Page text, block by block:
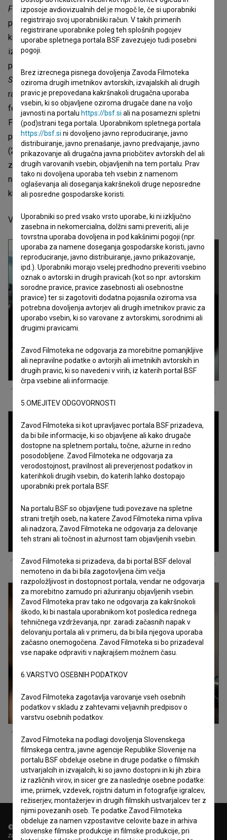
Hannah Koselj Marušična snemanju filma Moj prvi splav (s.d.) .
Friche la Belle de Mai, filmRazcepljene konice(2024) je
prejel posebno omembo mednarodne žirije na Festivalu
kratkega filma Ljubljana - FeKK ter nagrado UL ALUO za
izjemne dosežke, film
pa je prejel selektorsko nagrado
Star Film Festv Sisku, bil pa je tudi del mednarodne
razstaveMediterranea 20 - Young Artists Biennale. Na
festivalu Vizije 2026 je režiserka prejela nagrado
Filmfrešvizionar na področju filma za inovativni avtorski
pristop, njena pesniška zbirkaVse je eno vse je vseeno
(2024, Literarno društvo IA / zbirka Črna skrinjica), ki
združuje poezijo in avdiovizualna dela, pa je bila leta 2024
nominirana za najboljši literarni prvenec 40. slovenskega
knjižnega sejma.
Vir: Slovenski filmski center
© 2018-2026, Filmoteka,
zavod za širjenje filmske kulture
izposoje avdiovizualnih del je mogoč le, če si uporabniki
registrirajo svoj uporabniški račun. V takih primerih
registrirane uporabnike poleg teh splošnih pogojev
uporabe spletnega portala BSF zavezujejo tudi posebni
pogoji.
Brez izrecnega pisnega dovoljenja Zavoda Filmoteka
oziroma drugih imetnikov avtorskih, izvajalskih ali drugih
pravic je prepovedana kakršnakoli drugačna uporaba
vsebin, ki so objavljene oziroma drugače dane na voljo
javnosti na portalu https://bsf.si ali na posamezni spletni
(pod)strani tega portala. Uporabnikom spletnega portala
https://bsf.si ni dovoljeno javno reproduciranje, javno
distribuiranje, javno prenašanje, javno predvajanje, javno
prikazovanje ali drugačna javna priobčitev avtorskih del ali
drugih varovanih vsebin, objavljenih na tem portalu. Prav
tako ni dovoljena uporaba teh vsebin z namenom
oglaševanja ali doseganja kakršnekoli druge neposredne
ali posredne gospodarske koristi.
Uporabniki so pred vsako vrsto uporabe, ki ni izključno
zasebna in nekomercialna, dolžni sami preveriti, ali je
tovrstna uporaba dovoljena in pod kakšnimi pogoji (npr.
uporaba za namene doseganja gospodarske koristi, javno
reproduciranje, javno distribuiranje, javno prikazovanje,
ipd.). Uporabniki morajo vselej predhodno preveriti vsebino
oznak o avtorski in drugih pravicah (kot so npr. avtorskim
sorodne pravice, pravice zasebnosti ali osebnostne
pravice) ter si zagotoviti dodatna pojasnila oziroma vsa
potrebna dovoljenja avtorjev ali drugih imetnikov pravic za
uporabo vsebin, ki so varovane z avtorskimi, sorodnimi ali
drugimi pravicami.
Zavod Filmoteka ne odgovarja za morebitne pomanjkljive
ali nepravilne podatke o avtorjih ali imetnikih avtorskih in
drugih pravic, ki so navedeni v virih, iz katerih portal BSF
črpa vsebine ali informacije.
5.OMEJITEV ODGOVORNOSTI
Zavod Filmoteka si kot upravljavec portala BSF prizadeva,
da bi bile informacije, ki so objavljene ali kako drugače
dostopne na spletnem portalu, točne, ažurne in redno
posodobljene. Zavod Filmoteka ne odgovarja za
verodostojnost, pravilnost ali preverjenost podatkov in
katerihkoli drugih vsebin, do katerih lahko dostopajo
uporabniki prek portala BSF.
Na portalu BSF so objavljene tudi povezave na spletne
strani tretjih oseb, na katere Zavod Filmoteka nima vpliva
ali nadzora, Zavod Filmoteka ne odgovarja za delovanje
teh strani ali točnost in ažurnost tam objavljenih vsebin.
Zavod Filmoteka si prizadeva, da bi portal BSF deloval
nemoteno in da bi bila zagotovljena čim večja
razpoložljivost in dostopnost portala, vendar ne odgovarja
za morebitno zamudo pri ažuriranju objavljenih vsebin.
Zavod Filmoteka prav tako ne odgovarja za kakršnokoli
škodo, ki bi nastala uporabnikom kot posledica rednega
tehničnega vzdrževanja, npr. zaradi začasnih napak v
delovanju portala ali v primeru, da bi bila njegova uporaba
začasno onemogočena. Zavod Filmoteka si bo prizadeval
vse napake odpraviti v najkrajšem možnem času.
6.VARSTVO OSEBNIH PODATKOV
Zavod Filmoteka zagotavlja varovanje vseh osebnih
podatkov v skladu z zahtevami veljavnih predpisov o
varstvu osebnih podatkov.
Zavod Filmoteka na podlagi dovoljenja Slovenskega
filmskega centra, javne agencije Republike Slovenije na
portalu BSF obdeluje osebne in druge podatke o filmskih
ustvarjalcih in izvajalcih, ki so javno dostopni in ki jih zbira
iz različnih virov, in sicer gre za naslednje osebne podatke:
ime, priimek, vzdevek, rojstni datum in fotografije igralcev,
režiserjev, montažerjev in drugih filmskih ustvarjalcev ter z
njimi povezanih oseb. Te podatke Zavod Filmoteka
obdeluje za namen vzpostavitve celovite baze in arhiva
slovenske filmske produkcije in filmske produkcije, pri